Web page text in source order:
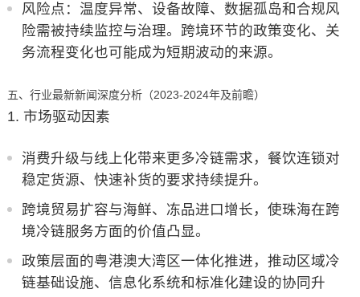
风险点：温度异常、设备故障、数据孤岛和合规风
险需被持续监控与治理。跨境环节的政策变化、关
务流程变化也可能成为短期波动的来源。
五、行业最新新闻深度分析（2023-2024年及前瞻）
市场驱动因素
消费升级与线上化带来更多冷链需求，餐饮连锁对
稳定货源、快速补货的要求持续提升。
跨境贸易扩容与海鲜、冻品进口增长，使珠海在跨
境冷链服务方面的价值凸显。
政策层面的粤港澳大湾区一体化推进，推动区域冷
链基础设施、信息化系统和标准化建设的协同升